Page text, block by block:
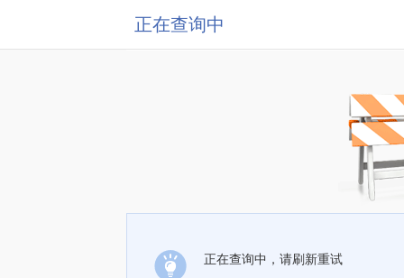
正在查询中
正在查询中，请刷新重试